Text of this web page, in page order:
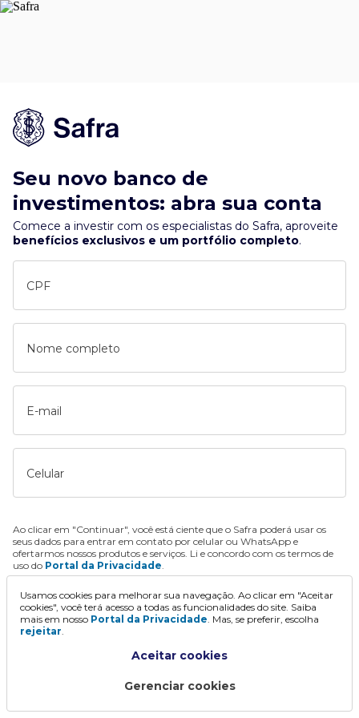
Seu novo banco de
investimentos: abra sua conta
Comece a investir com os especialistas do Safra, aproveite
benefícios exclusivos e um portfólio completo.
CPF
Nome completo
E-mail
Celular
Ao clicar em "Continuar", você está ciente que o Safra poderá usar os
seus dados para entrar em contato por celular ou WhatsApp e
ofertarmos nossos produtos e serviços. Li e concordo com os termos de
uso do Portal da Privacidade.
Continuar
Usamos cookies para melhorar sua navegação. Ao clicar em "Aceitar
cookies", você terá acesso a todas as funcionalidades do site. Saiba
mais em nosso Portal da Privacidade. Mas, se preferir, escolha
rejeitar.
Aceitar cookies
Gerenciar cookies